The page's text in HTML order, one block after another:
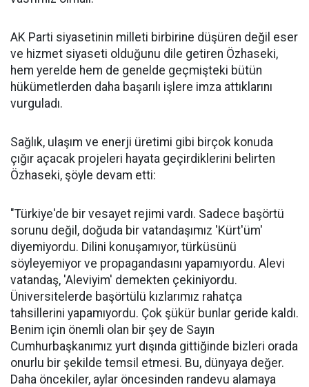
AK Parti siyasetinin milleti birbirine düşüren değil eser
ve hizmet siyaseti olduğunu dile getiren Özhaseki,
hem yerelde hem de genelde geçmişteki bütün
hükümetlerden daha başarılı işlere imza attıklarını
vurguladı.
Sağlık, ulaşım ve enerji üretimi gibi birçok konuda
çığır açacak projeleri hayata geçirdiklerini belirten
Özhaseki, şöyle devam etti:
"Türkiye'de bir vesayet rejimi vardı. Sadece başörtü
sorunu değil, doğuda bir vatandaşımız 'Kürt'üm'
diyemiyordu. Dilini konuşamıyor, türküsünü
söyleyemiyor ve propagandasını yapamıyordu. Alevi
vatandaş, 'Aleviyim' demekten çekiniyordu.
Üniversitelerde başörtülü kızlarımız rahatça
tahsillerini yapamıyordu. Çok şükür bunlar geride kaldı.
Benim için önemli olan bir şey de Sayın
Cumhurbaşkanımız yurt dışında gittiğinde bizleri orada
onurlu bir şekilde temsil etmesi. Bu, dünyaya değer.
Daha öncekiler, aylar öncesinden randevu alamaya